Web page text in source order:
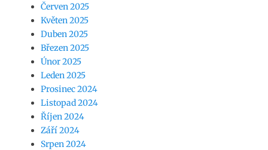
Červen 2025
Květen 2025
Duben 2025
Březen 2025
Únor 2025
Leden 2025
Prosinec 2024
Listopad 2024
Říjen 2024
Září 2024
Srpen 2024